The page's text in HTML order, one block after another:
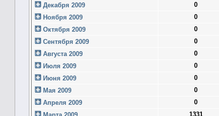
Декабря 2009
0
Ноября 2009
0
Октября 2009
0
Сентября 2009
0
Августа 2009
0
Июля 2009
0
Июня 2009
0
Мая 2009
0
Апреля 2009
0
1331